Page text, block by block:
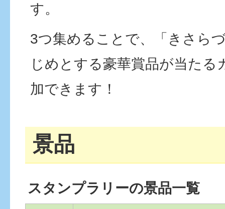
す。
3つ集めることで、「きさら
じめとする豪華賞品が当たる
加できます！
景品
スタンプラリーの景品一覧